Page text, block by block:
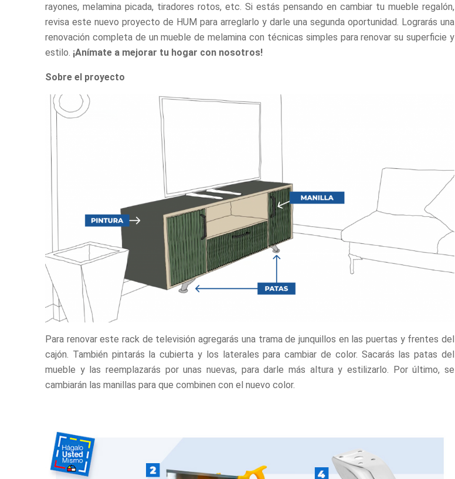
rayones, melamina picada, tiradores rotos, etc. Si estás pensando en cambiar tu mueble regalón,
revisa este nuevo proyecto de HUM para arreglarlo y darle una segunda oportunidad. Lograrás una
renovación completa de un mueble de melamina con técnicas simples para renovar su superficie y
estilo. ¡Anímate a mejorar tu hogar con nosotros!
Sobre el proyecto
Para renovar este rack de televisión agregarás una trama de junquillos en las puertas y frentes del
cajón. También pintarás la cubierta y los laterales para cambiar de color. Sacarás las patas del
mueble y las reemplazarás por unas nuevas, para darle más altura y estilizarlo. Por último, se
cambiarán las manillas para que combinen con el nuevo color.